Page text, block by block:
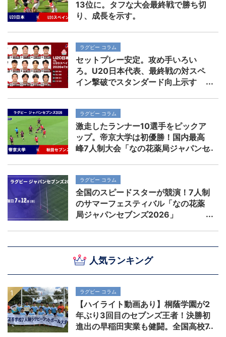
人気ランキング
ラグビー コラム
【ハイライト動画あり】桐蔭学園が2
年ぶり3回目のセブンズ王者！決勝初
進出の早稲田実業も健闘。全国高校7
13位に。タフな大会最終戦で勝ち切
り、成長を示す。
ラグビー コラム
セットプレー安定。攻め手いろい
ろ。U20日本代表、最終戦の対スペ
イン撃破でスタンダード向上示す
ラグビー コラム
激走したランナー10選手をピックア
ップ。帝京大学は初優勝！国内最高
峰7人制大会「なの花薬局ジャパンセ
ラグビー コラム
全国のスピードスターが競演！7人制
のサマーフェスティバル「なの花薬
局ジャパンセブンズ2026」